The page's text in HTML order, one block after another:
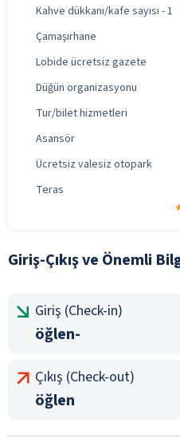
Kahve dükkanı/kafe sayısı - 1
Çamaşırhane
Lobide ücretsiz gazete
Düğün organizasyonu
Tur/bilet hizmetleri
Asansör
Ücretsiz valesiz otopark
Teras
Giriş-Çıkış ve Önemli
Giriş (Check-in)
öğlen-
Çıkış (Check-out)
öğlen